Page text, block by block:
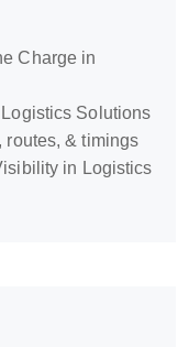
Charge in
Solutions
routes, & timings
in Logistics